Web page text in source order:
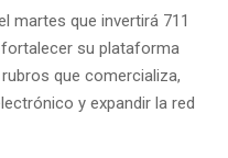
martes que invertirá 711
su plataforma
que comercializa,
y expandir la red